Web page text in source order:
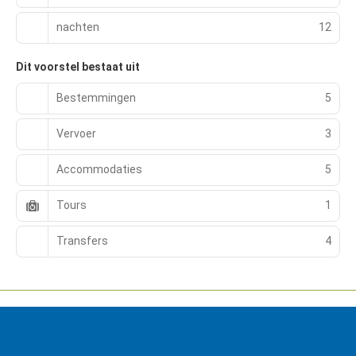
nachten 12
Dit voorstel bestaat uit
Bestemmingen 5
Vervoer 3
Accommodaties 5
Tours 1
Transfers 4